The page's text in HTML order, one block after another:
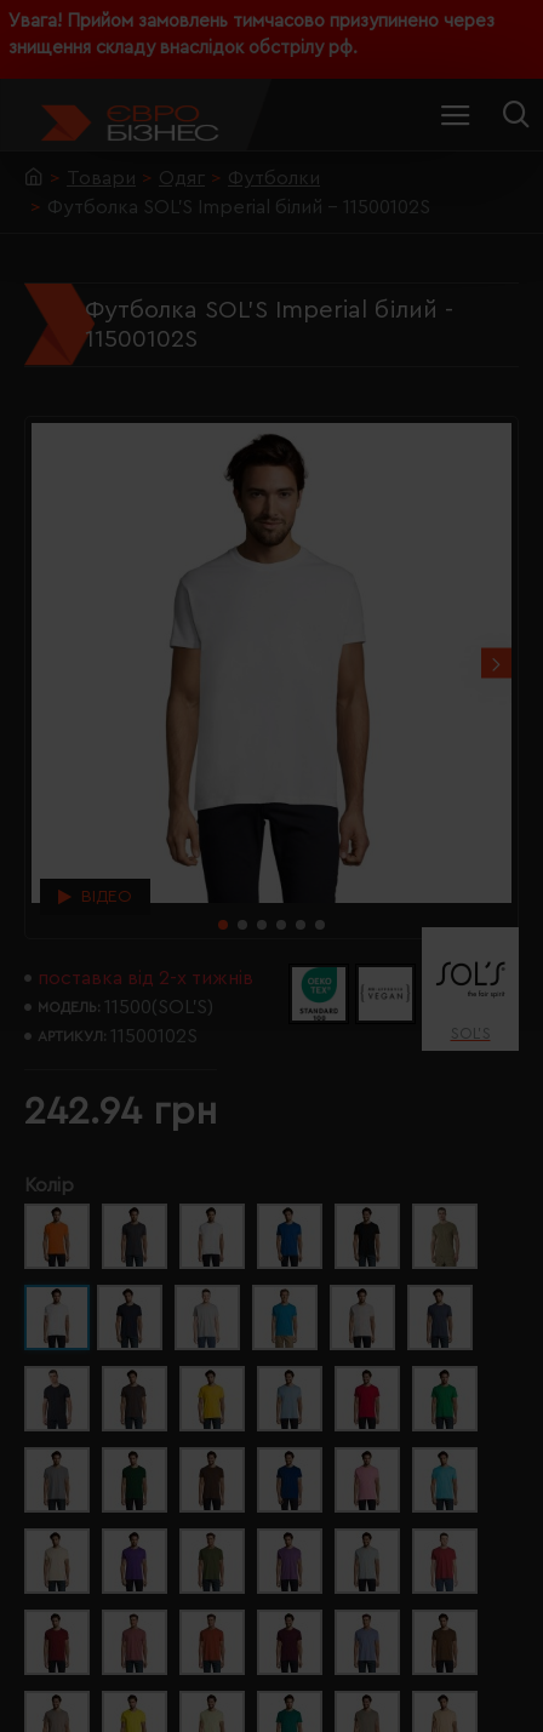
Увага! Прийом замовлень тимчасово призупинено через
знищення складу внаслідок обстрілу рф.
Товари Одяг
Футболки
Футболка SOL'S Imperial білий - 11500102S
Футболка SOL'S Imperial білий -
11500102S
ВІДЕО
поставка від 2-х тижнів
МОДЕЛЬ: 11500(SOL’S)
АРТИКУЛ: 11500102S SOL’S
242.94 грн
Колір